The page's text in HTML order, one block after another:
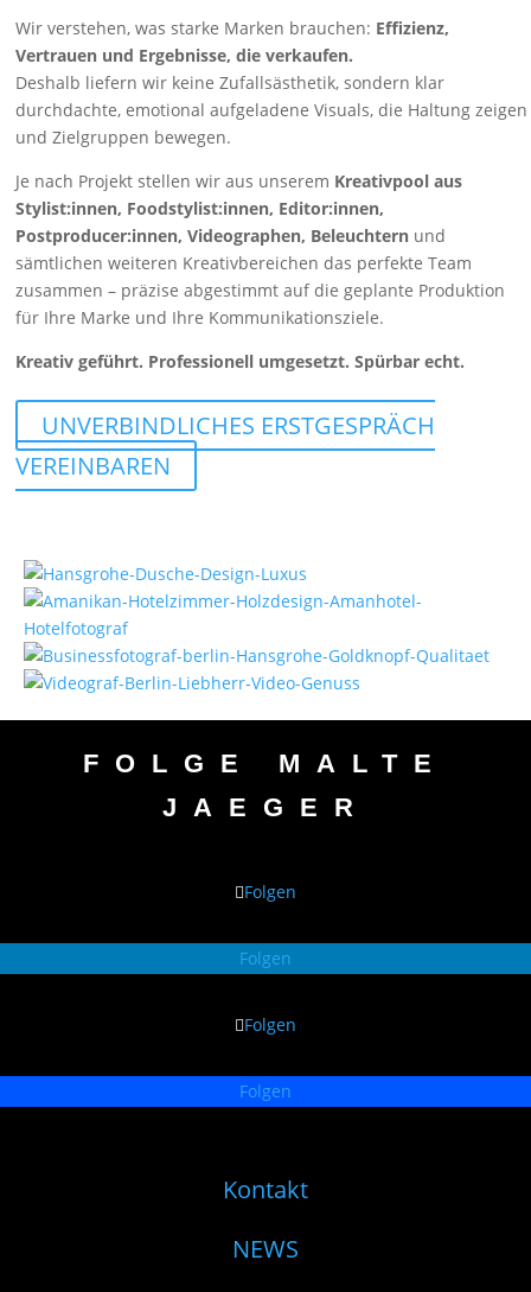
Wir verstehen, was starke Marken brauchen: Effizienz,
Vertrauen und Ergebnisse, die verkaufen.
Deshalb liefern wir keine Zufallsästhetik, sondern klar
durchdachte, emotional aufgeladene Visuals, die Haltung zeigen
und Zielgruppen bewegen.
Je nach Projekt stellen wir aus unserem Kreativpool aus
Stylist:innen, Foodstylist:innen, Editor:innen,
Postproducer:innen, Videographen, Beleuchtern und
sämtlichen weiteren Kreativbereichen das perfekte Team
zusammen – präzise abgestimmt auf die geplante Produktion
für Ihre Marke und Ihre Kommunikationsziele.
Kreativ geführt. Professionell umgesetzt. Spürbar echt.
UNVERBINDLICHES ERSTGESPRÄCH
VEREINBAREN
FOLGE MALTE
JAEGER
Folgen
Folgen
Folgen
Folgen
Kontakt
NEWS